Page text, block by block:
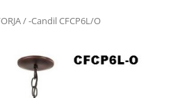
/ -Candil CFCP6L/O